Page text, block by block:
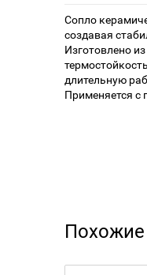
Сопло
создавая
Изготовлено
длительную
Применяется с